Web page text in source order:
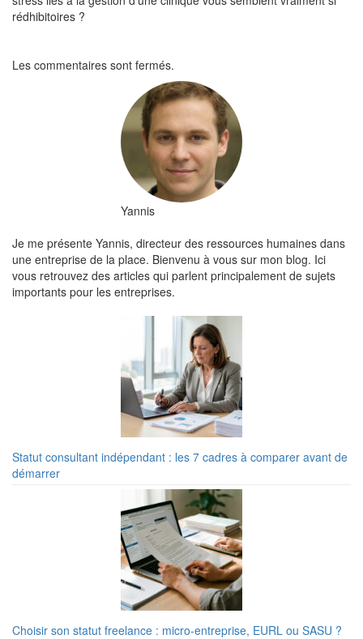
rédhibitoires ?
Les commentaires sont fermés.
Yannis
Je me présente Yannis, directeur des ressources humaines dans
une entreprise de la place. Bienvenu à vous sur mon blog. Ici
vous retrouvez des articles qui parlent principalement de sujets
importants pour les entreprises.
Statut consultant indépendant : les 7 cadres à comparer avant de
démarrer
Choisir son statut freelance : micro-entreprise, EURL ou SASU ?